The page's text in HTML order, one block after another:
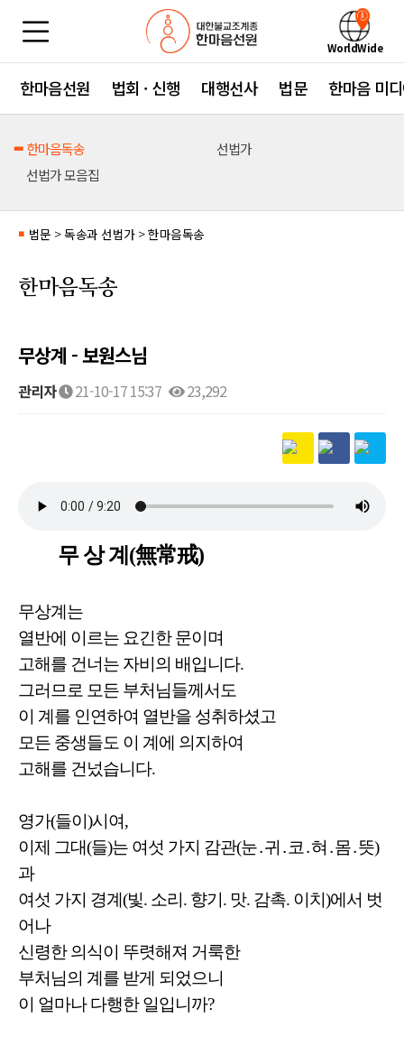
WorldWide
한마음선원 법회 · 신행 대행선사 법문 한마음 미
한마음독송
선법가
선법가 모음집
■ 법문 >독송과 선법가>한마음독송
한마음독송
무상계 - 보원스님
관리자 21-10-17 15:37 23,292
무 상 계(無常戒)
무상계는
열반에 이르는 요긴한 문이며
고해를 건너는 자비의 배입니다.
그러므로 모든 부처님들께서도
이 계를 인연하여 열반을 성취하셨고
모든 중생들도 이 계에 의지하여
고해를 건넜습니다.
영가(들이)시여,
이제 그대(들)는 여섯 가지 감관(눈․귀․코․혀․몸․뜻)
과
여섯 가지 경계(빛. 소리. 향기. 맛. 감촉. 이치)에서 벗
어나
신령한 의식이 뚜렷해져 거룩한
부처님의 계를 받게 되었으니
이 얼마나 다행한 일입니까?